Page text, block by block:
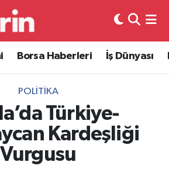
Borsa Haberleri İş Dünyası
POLITIKA
Türkiye-
Kardeşliği
Vurgusu
Durumu ve Fikstür